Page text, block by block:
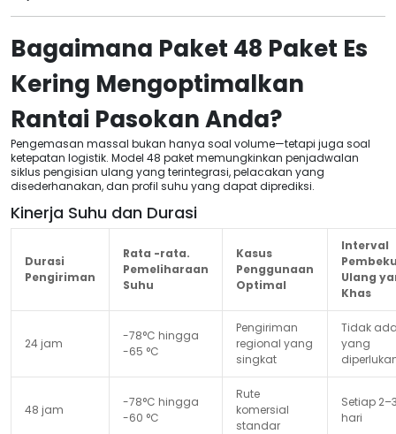
Bagaimana Paket 48 Paket Es
Kering Mengoptimalkan
Rantai Pasokan Anda?
Pengemasan massal bukan hanya soal volume—tetapi juga soal
ketepatan logistik. Model 48 paket memungkinkan penjadwalan
siklus pengisian ulang yang terintegrasi, pelacakan yang
disederhanakan, dan profil suhu yang dapat diprediksi.
Kinerja Suhu dan Durasi
Durasi
Pengiriman
Rata -rata.
Pemeliharaan
Suhu
Kasus
Penggunaan
Optimal
Interval
Ulang
Khas
24 jam
-78°C hingga
-65 °C
Pengiriman
regional yang
singkat
Tidak
yang
48 jam
-78°C hingga
-60 °C
Rute
komersial
standar
Setiap
hari